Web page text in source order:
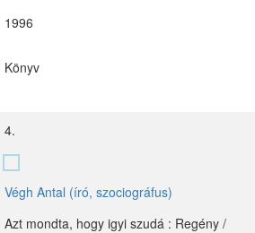
1996
Könyv
4.
Végh Antal (író, szociográfus)
Azt mondta, hogy igyi szudá : Regény /